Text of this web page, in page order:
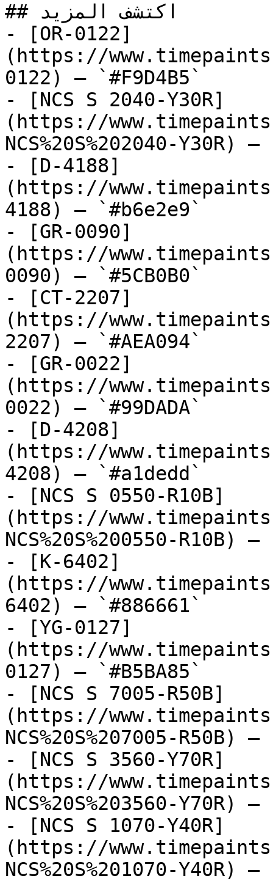
## اكتشف المزيد
- [OR-0122]
(https://
0122) — `#F9D4B5`
- [NCS S 2040-Y30R]
(https://
NCS%20S%202040-Y30R)
- [D-4188]
(https://
4188) — `#b6e2e9`
- [GR-0090]
(https://
0090) — `#5CB0B0`
- [CT-2207]
(https://
2207) — `#AEA094`
- [GR-0022]
(https://
0022) — `#99DADA`
- [D-4208]
(https://
4208) — `#a1dedd`
- [NCS S 0550-R10B]
(https://
NCS%20S%200550-R10B)
- [K-6402]
(https://
6402) — `#886661`
- [YG-0127]
(https://
0127) — `#B5BA85`
- [NCS S 7005-R50B]
(https://
NCS%20S%207005-R50B)
- [NCS S 3560-Y70R]
(https://
NCS%20S%203560-Y70R)
- [NCS S 1070-Y40R]
(https://
NCS%20S%201070-Y40R)